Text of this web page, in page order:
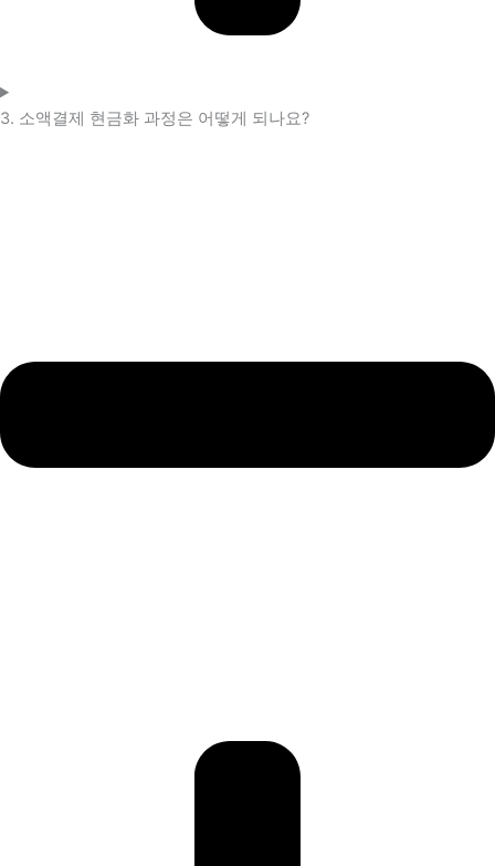
3. 소액결제 현금화 과정은 어떻게 되나요?